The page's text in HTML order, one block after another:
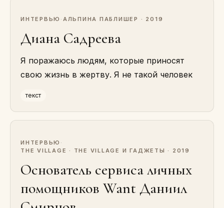
ИНТЕРВЬЮ · АЛЬПИНА ПАБЛИШЕР · 2019
Диана Садреева
Я поражаюсь людям, которые приносят
свою жизнь в жертву. Я не такой человек
текст
ИНТЕРВЬЮ ·
THE VILLAGE · THE VILLAGE И ГАДЖЕТЫ · 2019
Основатель сервиса личных
помощников Want Даниил